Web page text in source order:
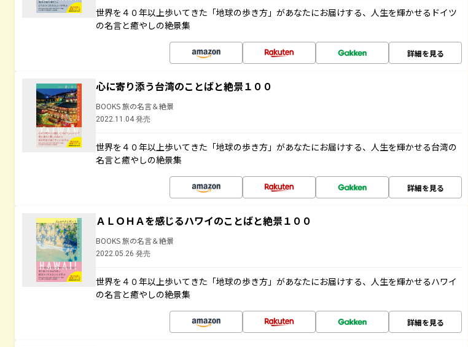
世界を４０年以上歩いてきた「地球の歩き方」があなたにお届けする、人生を輝かせるドイツ
の名言と癒やしの絶景集
詳細を見る
心に寄り添う台湾のことばと絶景１００
BOOKS 旅の名言＆絶景
2022.11.04 発売
世界を４０年以上歩いてきた「地球の歩き方」があなたにお届けする、人生を輝かせる台湾の
名言と癒やしの絶景集
詳細を見る
ＡＬＯＨＡを感じるハワイのことばと絶景１００
BOOKS 旅の名言＆絶景
2022.05.26 発売
世界を４０年以上歩いてきた「地球の歩き方」があなたにお届けする、人生を輝かせるハワイ
の名言と癒やしの絶景集
詳細を見る